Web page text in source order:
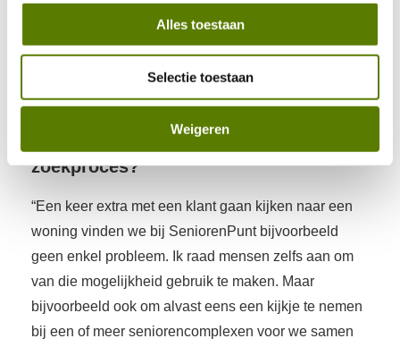
Alles toestaan
Selectie toestaan
Weigeren
enthousiast reageren, terwijl je pa of ma nog wat
vertwijfeld ziet kijken. Bijvoorbeeld omdat ze nog niet
zo lang alleen zijn. Dat gaat me dan echt aan het
hart. Ik begrijp het zo.”
zoekproces?
“Een keer extra met een klant gaan kijken naar een
woning vinden we bij SeniorenPunt bijvoorbeeld
geen enkel probleem. Ik raad mensen zelfs aan om
van die mogelijkheid gebruik te maken. Maar
bijvoorbeeld ook om alvast eens een kijkje te nemen
bij een of meer seniorencomplexen voor we samen